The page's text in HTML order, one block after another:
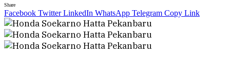
Share
Facebook Twitter LinkedIn WhatsApp Telegram Copy Link